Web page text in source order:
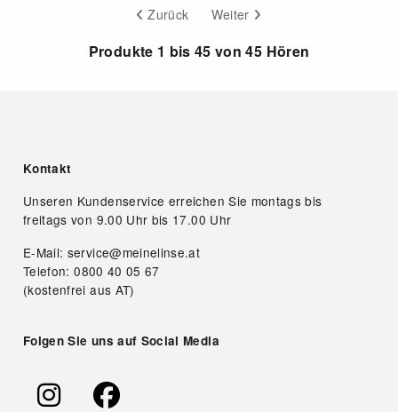
Zurück Weiter
Produkte 1 bis 45 von 45 Hören
Kontakt
Unseren Kundenservice erreichen Sie montags bis
freitags von 9.00 Uhr bis 17.00 Uhr
E-Mail: service@meinelinse.at
Telefon: 0800 40 05 67
(kostenfrei aus AT)
Folgen Sie uns auf Social Media